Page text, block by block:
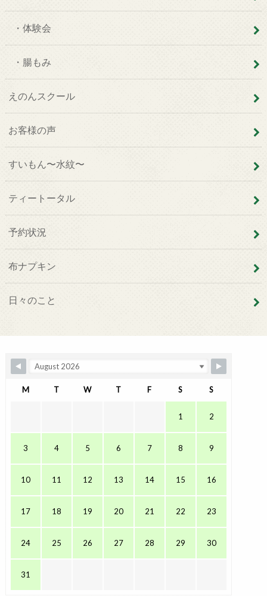
・体験会
・腸もみ
えのんスクール
お客様の声
すいもん〜水紋〜
ティートータル
予約状況
布ナプキン
日々のこと
M T W T F S S
1 2
3 4 5 6 7 8 9
10 11 12 13 14 15 16
17 18 19 20 21 22 23
24 25 26 27 28 29 30
31